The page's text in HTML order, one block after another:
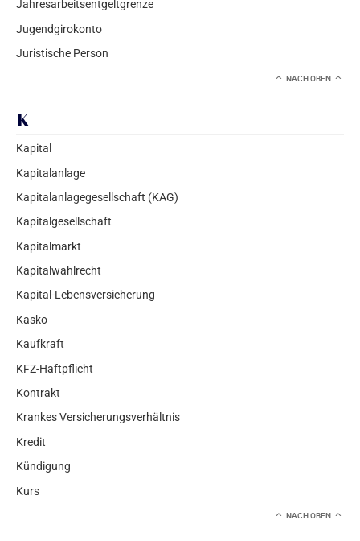
Jahresarbeitsentgeltgrenze
Jugendgirokonto
Juristische Person
NACH OBEN
K
Kapital
Kapitalanlage
Kapitalanlagegesellschaft (KAG)
Kapitalgesellschaft
Kapitalmarkt
Kapitalwahlrecht
Kapital-Lebensversicherung
Kasko
Kaufkraft
KFZ-Haftpflicht
Kontrakt
Krankes Versicherungsverhältnis
Kredit
Kündigung
Kurs
NACH OBEN